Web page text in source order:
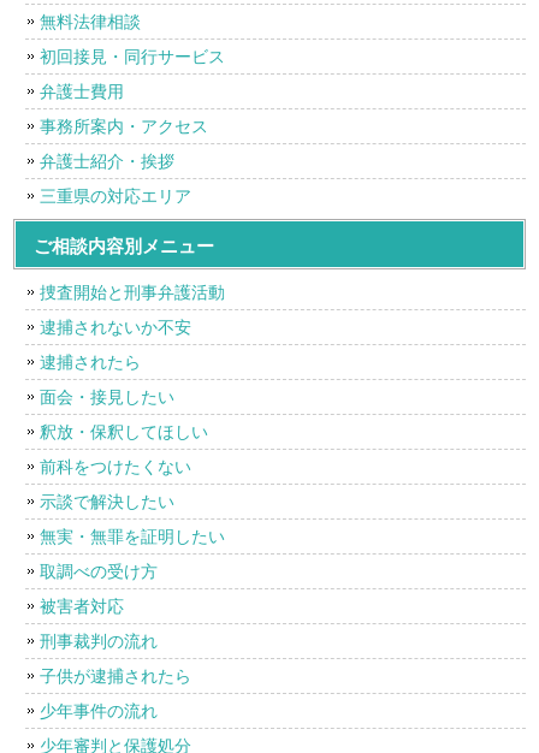
無料法律相談
初回接見・同行サービス
弁護士費用
事務所案内・アクセス
弁護士紹介・挨拶
三重県の対応エリア
ご相談内容別メニュー
捜査開始と刑事弁護活動
逮捕されないか不安
逮捕されたら
面会・接見したい
釈放・保釈してほしい
前科をつけたくない
示談で解決したい
無実・無罪を証明したい
取調べの受け方
被害者対応
刑事裁判の流れ
子供が逮捕されたら
少年事件の流れ
少年審判と保護処分